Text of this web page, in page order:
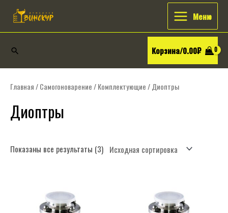
Перейти
содержимому
Main
Menu
Меню
Поиск Корзина/0.00₽
Главная/Самогоноварение/Комплектующие/ Диоптры
Диоптры
Показаны все результаты (3)
Искать: